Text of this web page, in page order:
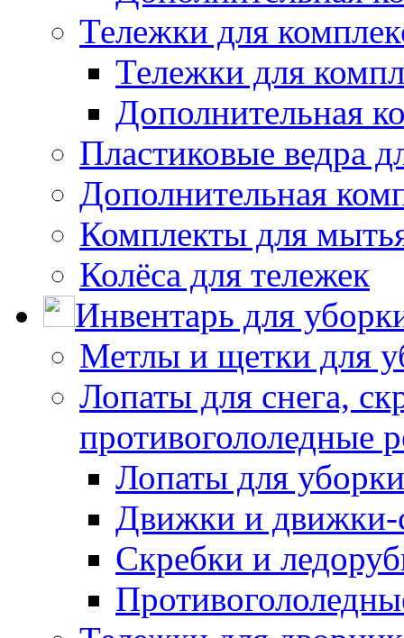
Тележки для
Тележки для
Дополнительная
Пластиковые ведра
Дополнительная
Комплекты для
Колёса для тележек
Инвентарь для
Метлы и щетки для
Лопаты для снега,
противогололедные
Лопаты для
Движки и движки-
Скребки и